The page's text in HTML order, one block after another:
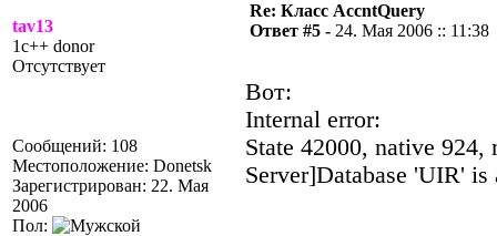
tav13
1c++ donor
Отсутствует
Сообщений: 108
Местоположение: Donetsk
Зарегистрирован: 22. Мая
2006
Пол:
Re: Класс AccntQuery
Ответ #5 - 24. Мая 2006 :: 11:38
Вот:
Internal error:
State 42000, native
Server]Database 'UIR'